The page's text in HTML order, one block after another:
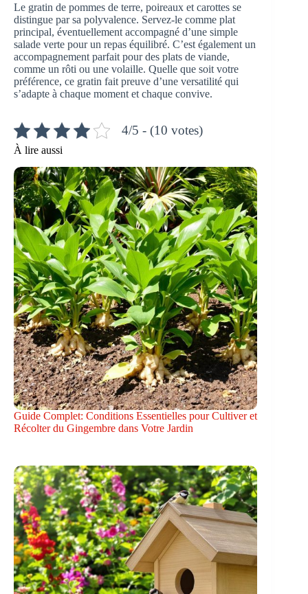
Le gratin de pommes de terre, poireaux et carottes se
distingue par sa polyvalence. Servez-le comme plat
principal, éventuellement accompagné d’une simple
salade verte pour un repas équilibré. C’est également un
accompagnement parfait pour des plats de viande,
comme un rôti ou une volaille. Quelle que soit votre
préférence, ce gratin fait preuve d’une versatilité qui
s’adapte à chaque moment et chaque convive.
4/5 - (10 votes)
À lire aussi
Guide Complet: Conditions Essentielles pour Cultiver et
Récolter du Gingembre dans Votre Jardin